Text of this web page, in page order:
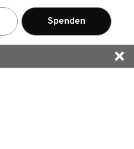
Spenden